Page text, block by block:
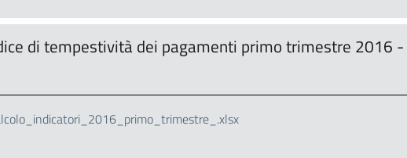
di tempestività dei pagamenti primo trimestre 2016 -